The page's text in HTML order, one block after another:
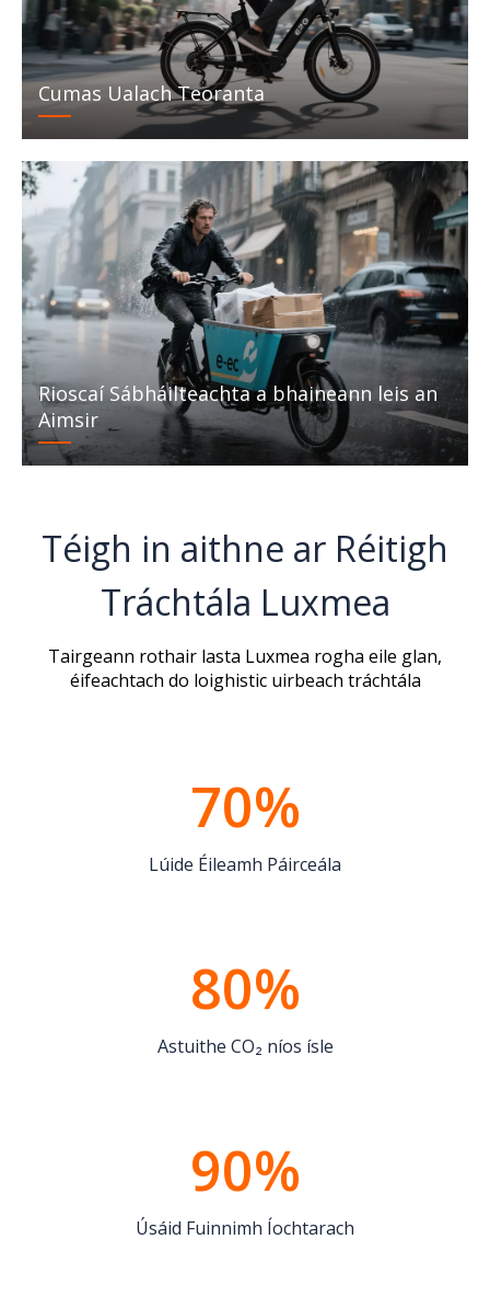
Cumas Ualach Teoranta
Rioscaí Sábháilteachta a bhaineann leis an
Aimsir
Téigh in aithne ar Réitigh
Tráchtála Luxmea
Tairgeann rothair lasta Luxmea rogha eile glan,
éifeachtach do loighistic uirbeach tráchtála
70%
Lúide Éileamh Páirceála
80%
Astuithe CO₂ níos ísle
90%
Úsáid Fuinnimh Íochtarach